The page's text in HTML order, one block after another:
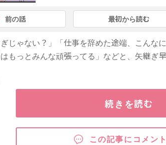
前の話 最初から読む
ぎじゃない？」「仕事を辞めた途端、こんな
はもっとみんな頑張ってる」などと、矢継ぎ早
続きを読む
この記事にコメン